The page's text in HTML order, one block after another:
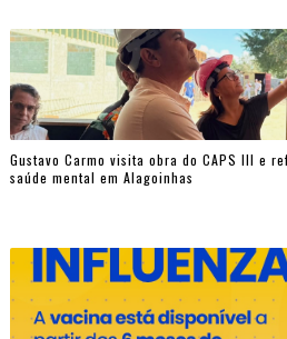
Gustavo Carmo visita obra do CAPS III e
saúde mental em Alagoinhas